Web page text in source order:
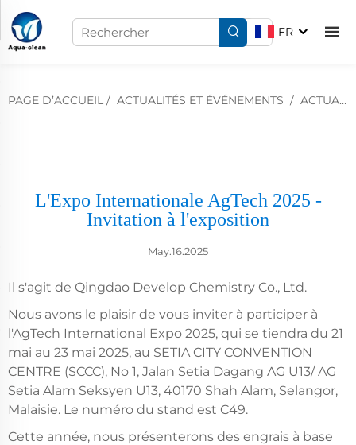
FR
PAGE D’ACCUEIL / ACTUALITÉS ET ÉVÉNEMENTS / ACTUALITÉS DE L'ENTREPRISE
L'Expo Internationale AgTech 2025 -
Invitation à l'exposition
May.16.2025
Il s'agit de Qingdao Develop Chemistry Co., Ltd.
Nous avons le plaisir de vous inviter à participer à
l'AgTech International Expo 2025, qui se tiendra du 21
mai au 23 mai 2025, au SETIA CITY CONVENTION
CENTRE (SCCC), No 1, Jalan Setia Dagang AG U13/ AG
Setia Alam Seksyen U13, 40170 Shah Alam, Selangor,
Malaisie. Le numéro du stand est C49.
Cette année, nous présenterons des engrais à base